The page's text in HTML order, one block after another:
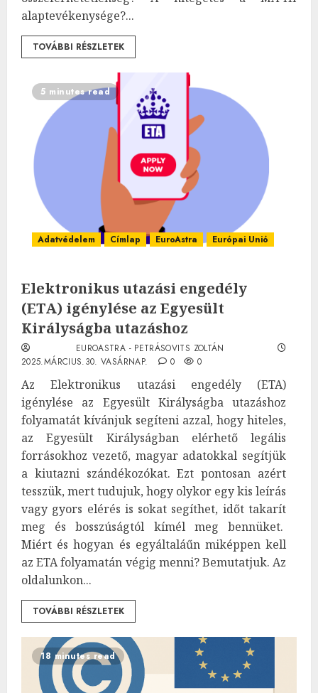
alaptevékenysége?...
TOVÁBBI RÉSZLETEK
5 minutes read
Adatvédelem Címlap EuroAstra Európai Unió
Elektronikus utazási engedély
(ETA) igénylése az Egyesült
Királyságba utazáshoz
EUROASTRA - PETRÁSOVITS ZOLTÁN
2025.MÁRCIUS.30. VASÁRNAP.
0 0
Az Elektronikus utazási engedély (ETA)
igénylése az Egyesült Királyságba utazáshoz
folyamatát kívánjuk segíteni azzal, hogy hiteles,
az Egyesült Királyságban elérhető legális
forrásokhoz vezető, magyar adatokkal segítjük
a kiutazni szándékozókat. Ezt pontosan azért
tesszük, mert tudujuk, hogy olykor egy kis leírás
vagy gyors elérés is sokat segíthet, időt takarít
meg és bosszúságtól kímél meg bennüket.
Miért és hogyan és egyáltaláűn miképpen kell
az ETA folyamatán végig menni? Bemutatjuk. Az
oldalunkon...
TOVÁBBI RÉSZLETEK
18 minutes read